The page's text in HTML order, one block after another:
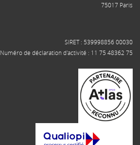
75017 Paris
SIRET : 539998856 00030
Numéro de déclaration d'activité : 11 75 48362 75